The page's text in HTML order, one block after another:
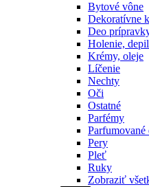
Bytové vône
Dekoratívne
Deo
Holenie,
Krémy, oleje
Líčenie
Nechty
Oči
Ostatné
Parfémy
Parfumované
Pery
Pleť
Ruky
Zobraziť